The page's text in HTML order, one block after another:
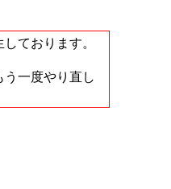
ております。
う一度やり直し